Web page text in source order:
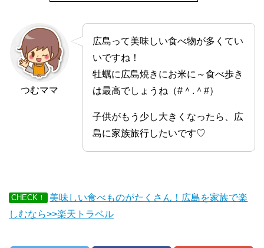
つむママ
広島って美味しい食べ物が多くてい
いですね！
牡蠣に広島焼きにお米に～食べ歩き
は最高でしょうね（#＾.＾#）
子供がもう少し大きくなったら、広
島に家族旅行したいです♡
CHECK！
美味しい食べものがたくさん！広島を家族で楽
しむなら>>楽天トラベル